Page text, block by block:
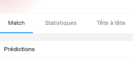
Match Statistiques Tête à tête
Prédictions